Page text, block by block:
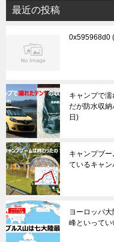
最近の投稿
0x595968d0
キャンプで
だが防水収
日
キャンプブ
ているキャ
ヨーロッパ
峰といってい